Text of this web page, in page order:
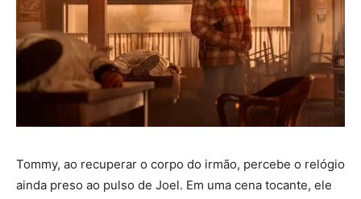
Tommy, ao recuperar o corpo do irmão, percebe o relógio
ainda preso ao pulso de Joel. Em uma cena tocante, ele